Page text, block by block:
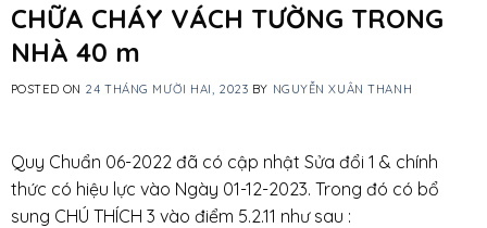
CHỮA CHÁY VÁCH TƯỜNG TRONG
NHÀ 40 m
POSTED ON 24 THÁNG MƯỜI HAI, 2023 BY NGUYỄN XUÂN THANH
Quy Chuẩn 06-2022 đã có cập nhật Sửa đổi 1 & chính
thức có hiệu lực vào Ngày 01-12-2023. Trong đó có bổ
sung CHÚ THÍCH 3 vào điểm 5.2.11 như sau :